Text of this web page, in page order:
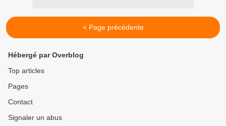
< Page précédente
Hébergé par Overblog
Top articles
Pages
Contact
Signaler un abus